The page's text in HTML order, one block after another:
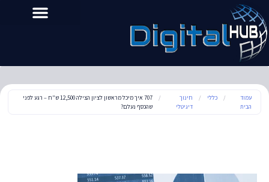
עמוד
הבית
/ כללי /
חינוך
דיגיטלי
/
707 איך מיכל מראשון לציון הצילה 12,500 ש"ח – רגע לפני
שהכסף נעלם?